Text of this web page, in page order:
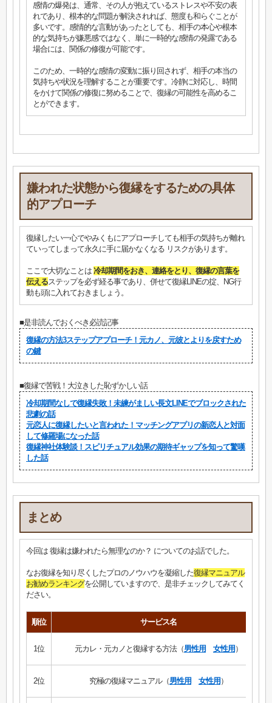
感情の爆発は、通常、その人が抱えているストレスや不安の表
れであり、根本的な問題が解決されれば、態度も和らぐことが
多いです。感情的な言動があったとしても、相手の本心や根本
的な気持ちが嫌悪感ではなく、単に一時的な感情の発露である
場合には、関係の修復が可能です。
このため、一時的な感情の変動に振り回されず、相手の本当の
気持ちや状況を理解することが重要です。冷静に対応し、時間
をかけて関係の修復に努めることで、復縁の可能性を高めるこ
とができます。
嫌われた状態から復縁をするための具体
的アプローチ
復縁したい一心でやみくもにアプローチしても相手の気持ちが離れ
ていってしまって永久に手に届かなくなる リスクがあります。
ここで大切なことは 冷却期間をおき、連絡をとり、復縁の言葉を
伝えるステップを必ず経る事であり、併せて復縁LINEの掟、NG行
動も頭に入れておきましょう。
■是非読んでおくべき必読記事
復縁の方法3ステップアプローチ！元カノ、元彼とよりを戻すため
の鍵
■復縁で苦戦！大泣きした恥ずかしい話
冷却期間なしで復縁失敗！未練がましい長文LINEでブロックされた
悲劇の話
元恋人に復縁したいと言われた！マッチングアプリの新恋人と対面
して修羅場になった話
復縁神社体験談！スピリチュアル効果の期待ギャップを知って驚嘆
した話
まとめ
今回は 復縁は嫌われたら無理なのか？ についてのお話でした。
なお復縁を知り尽くしたプロのノウハウを凝縮した復縁マニュアル
お勧めランキングを公開していますので、是非チェックしてみてく
ださい。
順位 サービス名
1位 元カレ・元カノと復縁する方法（男性用 女性用 ）
2位 究極の復縁マニュアル（男性用 女性用 ）